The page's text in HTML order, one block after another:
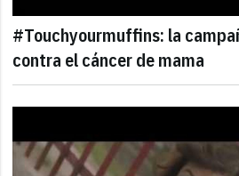
#Touchyourmuffins: la
contra el cáncer de mama